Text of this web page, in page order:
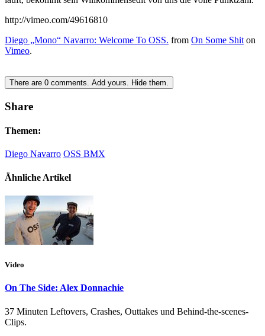
http://vimeo.com/49616810
Diego „Mono“ Navarro: Welcome To OSS. from On Some Shit on
Vimeo.
There are 0 comments. Add yours. Hide them.
Share
Themen:
Diego Navarro OSS BMX
Ähnliche Artikel
Video
On The Side: Alex Donnachie
37 Minuten Leftovers, Crashes, Outtakes und Behind-the-scenes-
Clips.